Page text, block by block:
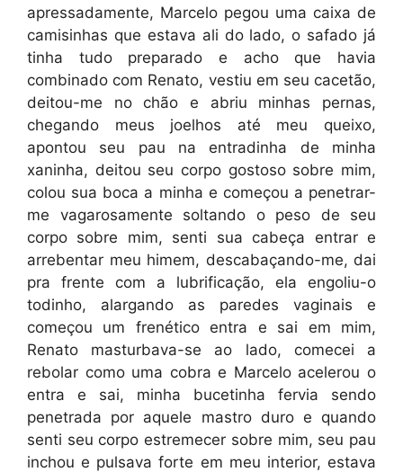
apressadamente, Marcelo pegou uma caixa de
camisinhas que estava ali do lado, o safado já
tinha tudo preparado e acho que havia
combinado com Renato, vestiu em seu cacetão,
deitou-me no chão e abriu minhas pernas,
chegando meus joelhos até meu queixo,
apontou seu pau na entradinha de minha
xaninha, deitou seu corpo gostoso sobre mim,
colou sua boca a minha e começou a penetrar-
me vagarosamente soltando o peso de seu
corpo sobre mim, senti sua cabeça entrar e
arrebentar meu himem, descabaçando-me, dai
pra frente com a lubrificação, ela engoliu-o
todinho, alargando as paredes vaginais e
começou um frenético entra e sai em mim,
Renato masturbava-se ao lado, comecei a
rebolar como uma cobra e Marcelo acelerou o
entra e sai, minha bucetinha fervia sendo
penetrada por aquele mastro duro e quando
senti seu corpo estremecer sobre mim, seu pau
inchou e pulsava forte em meu interior, estava